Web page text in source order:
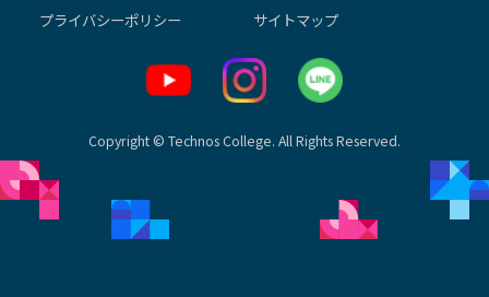
プライバシーポリシー サイトマップ
Copyright © Technos College. All Rights Reserved.